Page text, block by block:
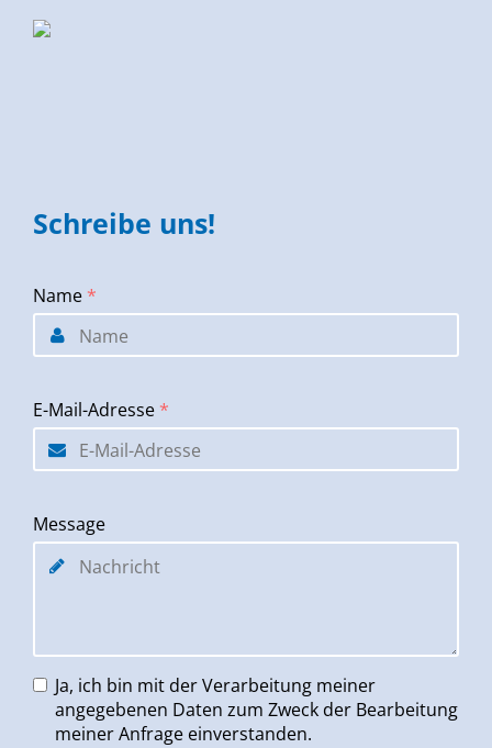
Schreibe uns!
Name *
E-Mail-Adresse *
Message
Ja, ich bin mit der Verarbeitung meiner
angegebenen Daten zum Zweck der Bearbeitung
meiner Anfrage einverstanden.